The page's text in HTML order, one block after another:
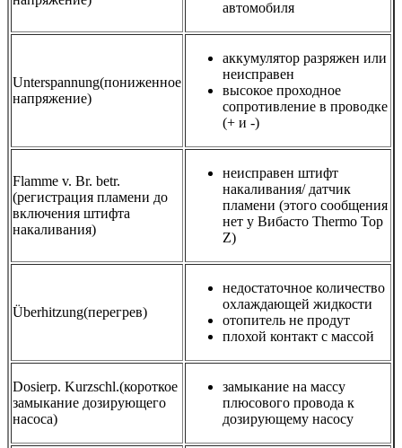
автомобиля
Unterspannung(пониженное
напряжение)
аккумулятор разряжен или
неисправен
высокое проходное
сопротивление в проводке
(+ и -)
Flamme v. Br. betr.
(регистрация пламени до
включения штифта
накаливания)
неисправен штифт
накаливания/ датчик
пламени (этого сообщения
нет у Вибасто Thermo Top
Z)
Überhitzung(перегрев)
недостаточное количество
охлаждающей жидкости
отопитель не продут
плохой контакт с массой
Dosierp. Kurzschl.(короткое
замыкание дозирующего
насоса)
замыкание на массу
плюсового провода к
дозирующему насосу